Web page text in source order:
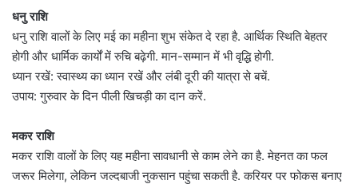
धनु राशि
धनु राशि वालों के लिए मई का महीना शुभ संकेत दे रहा है. आर्थिक स्थिति बेहतर
होगी और धार्मिक कार्यों में रुचि बढ़ेगी. मान-सम्मान में भी वृद्धि होगी.
ध्यान रखें: स्वास्थ्य का ध्यान रखें और लंबी दूरी की यात्रा से बचें.
उपाय: गुरुवार के दिन पीली खिचड़ी का दान करें.
मकर राशि
मकर राशि वालों के लिए यह महीना सावधानी से काम लेने का है. मेहनत का फल
जरूर मिलेगा, लेकिन जल्दबाजी नुकसान पहुंचा सकती है. करियर पर फोकस बनाए